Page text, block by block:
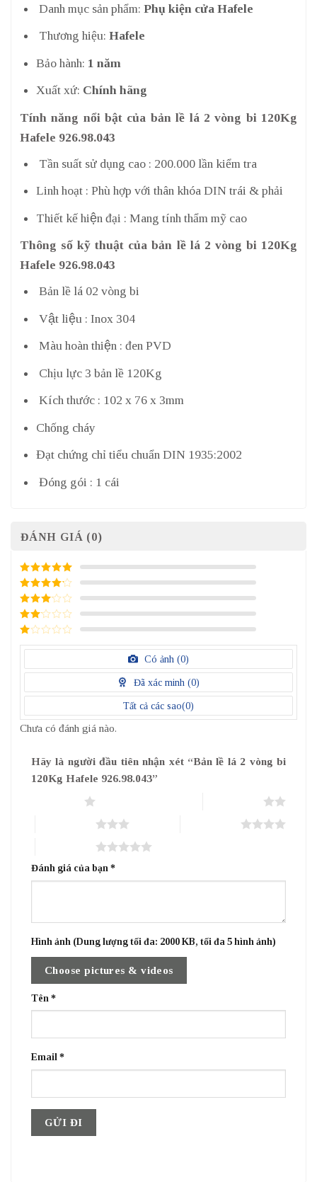
Danh mục sản phẩm: Phụ kiện cửa Hafele
Thương hiệu: Hafele
Bảo hành: 1 năm
Xuất xứ: Chính hãng
Tính năng nổi bật của bản lề lá 2 vòng bi 120Kg
Hafele 926.98.043
Tần suất sử dụng cao : 200.000 lần kiểm tra
Linh hoạt : Phù hợp với thân khóa DIN trái & phải
Thiết kế hiện đại : Mang tính thẩm mỹ cao
Thông số kỹ thuật của bản lề lá 2 vòng bi 120Kg
Hafele 926.98.043
Bản lề lá 02 vòng bi
Vật liệu : Inox 304
Màu hoàn thiện : đen PVD
Chịu lực 3 bản lề 120Kg
Kích thước : 102 x 76 x 3mm
Chống cháy
Đạt chứng chỉ tiểu chuẩn DIN 1935:2002
Đóng gói : 1 cái
ĐÁNH GIÁ (0)
5/ 5 điểm
4/ 5
điểm
3/ 5
điểm
2/
điểm
1
điểm
Có ảnh (0)
Đã xác minh (0)
Tất cả các sao(0)
Chưa có đánh giá nào.
Hãy là người đầu tiên nhận xét “Bản lề lá 2 vòng bi
120Kg Hafele 926.98.043”
Đánh giá của bạn *
Hình ảnh (Dung lượng tối đa: 2000 KB, tối đa 5 hình ảnh)
Choose pictures & videos
Tên *
Email *